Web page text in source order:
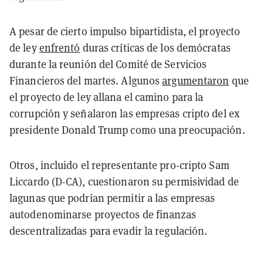
A pesar de cierto impulso bipartidista, el proyecto
de leyenfrentó duras críticas de los demócratas
durante la reunión del Comité de Servicios
Financieros del martes. Algunosargumentaron que
el proyecto de ley allana el camino para la
corrupción y señalaron las empresas cripto del ex
presidente Donald Trump como una preocupación.
Otros, incluido el representante pro-cripto Sam
Liccardo (D-CA), cuestionaron su permisividad de
lagunas que podrían permitir a las empresas
autodenominarse proyectos de finanzas
descentralizadas para evadir la regulación.